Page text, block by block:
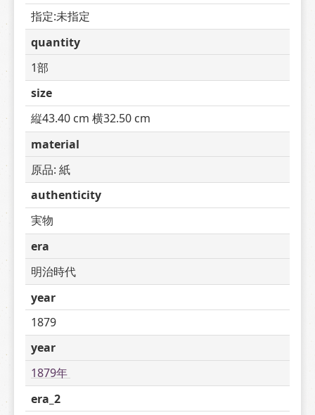
指定:未指定
quantity
1部
size
縦43.40 cm 横32.50 cm
material
原品: 紙
authenticity
実物
era
明治時代
year
1879
year
1879年
era_2